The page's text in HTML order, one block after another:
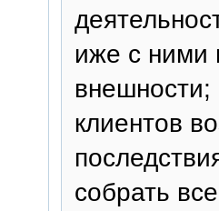
иже с ними
внешности;
клиентов
собрать